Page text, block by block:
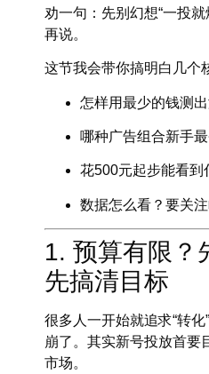
劝一句： 先别幻想“一投
再说。
这节我会带你搞明白几个
怎样用最少的钱测
哪种广告组合新手最
花500元起步能看到
数据怎么看？要关
1. 预算有限？
先搞清目标
很多人一开始就追求“转
崩了。其实新号投放首要
市场。